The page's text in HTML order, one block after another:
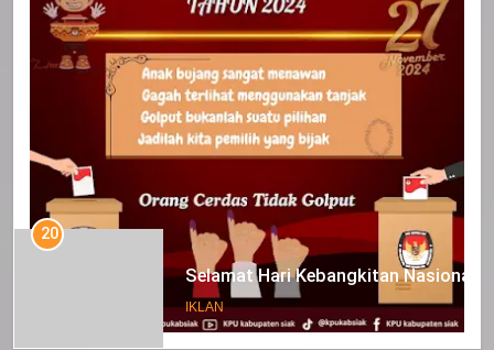
20
Selamat Hari Kebangkitan Nasional
IKLAN